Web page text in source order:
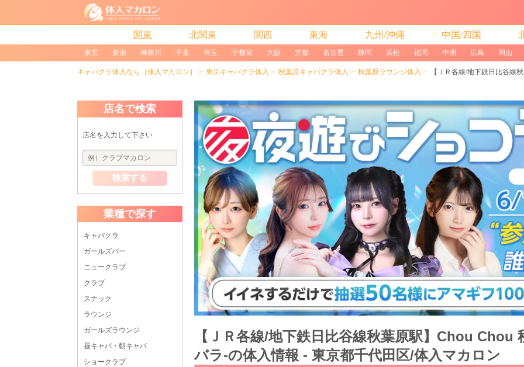
関東 北関東 関西 東海 九州/沖縄 中国/四国
東京 新宿 神奈川 千葉 埼玉 宇都宮 大阪 京都 名古屋 静岡 浜松 福岡 中洲 広島 岡山
キャバクラ体入なら［体入マカロン］ 東京キャバクラ体入 秋葉原キャバクラ体入 秋葉原ラウンジ体入 【ＪＲ各線/地下鉄日比谷線
店名で検索
店名を入力して下さい
検索する
業種で探す
キャバクラ
ガールズバー
ニュークラブ
クラブ
スナック
ラウンジ
ガールズラウンジ
昼キャバ・朝キャバ
ショークラブ
【ＪＲ各線/地下鉄日比谷線秋葉原駅】Chou Chou
バラ-の体入情報 - 東京都千代田区/体入マカロン